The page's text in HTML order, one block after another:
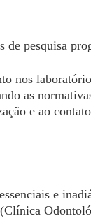
de pesquisa
nos
as
e ao contato
e